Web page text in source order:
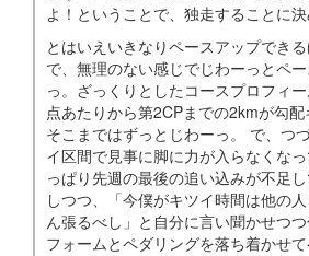
よ！ということで、独走することに決
とはいえいきなりペースアップでき
で、無理のない感じでじわーっとペ
っ。ざっくりとしたコースプロフィ
点あたりから第2CPまでの2kmが勾配
そこまではずっとじわーっ。 で、つ
イ区間で見事に脚に力が入らなくな
っぱり先週の最後の追い込みが不足
しつつ、「今僕がキツイ時間は他の
ん張るべし」と自分に言い聞かせつ
フォームとペダリングを落ち着かせて